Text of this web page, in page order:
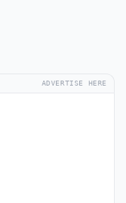
ADVERTISE HERE